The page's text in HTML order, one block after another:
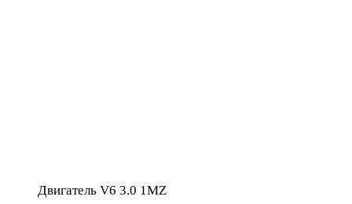
Двигатель V6 3.0 1MZ